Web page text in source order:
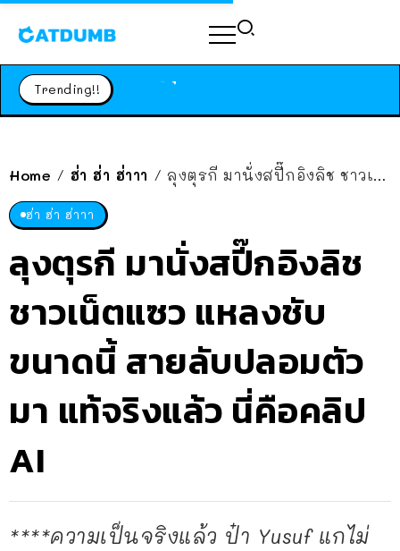
Trending!!
Home / ฮ่า ฮ่า ฮ่าาา / ลุงตุรกี มานั่งสปี๊กอิงลิช ชาวเน็ตแซว แหลงชับ ขนาดนี้ สายลับปลอมตัวมา แท้จริงแล้ว นี่คือคลิป AI
ฮ่า ฮ่า ฮ่าาา
ลุงตุรกี มานั่งสปี๊กอิงลิช
ชาวเน็ตแซว แหลงชับ
ขนาดนี้ สายลับปลอมตัว
มา แท้จริงแล้ว นี่คือคลิป
AI
****ความเป็นจริงแล้ว ป๋า Yusuf แกไม่